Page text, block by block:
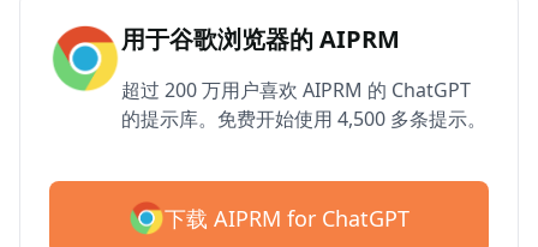
用于谷歌浏览器的 AIPRM
超过 200 万用户喜欢 AIPRM 的 ChatGPT
的提示库。免费开始使用 4,500 多条提示。
下载 AIPRM for ChatGPT